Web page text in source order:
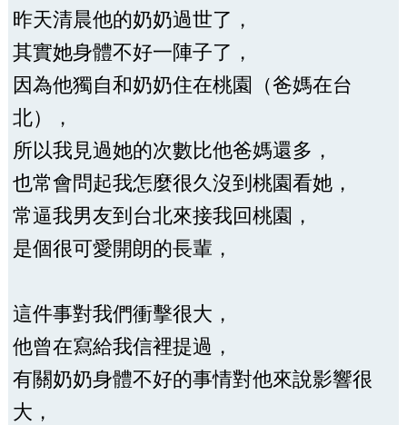
昨天清晨他的奶奶過世了，
其實她身體不好一陣子了，
因為他獨自和奶奶住在桃園（爸媽在台
北），
所以我見過她的次數比他爸媽還多，
也常會問起我怎麼很久沒到桃園看她，
常逼我男友到台北來接我回桃園，
是個很可愛開朗的長輩，
這件事對我們衝擊很大，
他曾在寫給我信裡提過，
有關奶奶身體不好的事情對他來說影響很
大，